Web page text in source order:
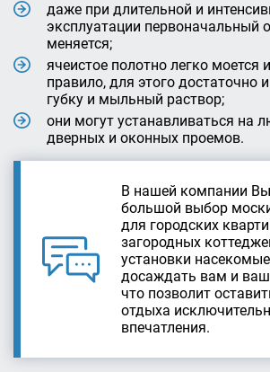
даже при длительной и
эксплуатации первоначальный
меняется;
ячеистое полотно легко моется
правило, для этого достаточно
губку и мыльный раствор;
они могут устанавливаться на
дверных и оконных проемов.
В нашей компании
большой выбор
для городских
загородных
установки
досаждать вам и
что позволит
отдыха
впечатления.